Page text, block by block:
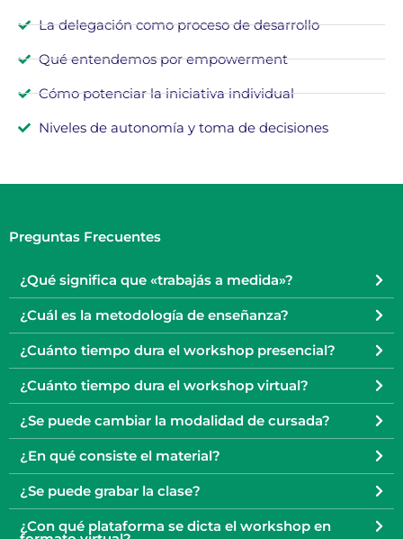
La delegación como proceso de desarrollo
Qué entendemos por empowerment
Cómo potenciar la iniciativa individual
Niveles de autonomía y toma de decisiones
Preguntas Frecuentes
¿Qué significa que «trabajás a medida»?
¿Cuál es la metodología de enseñanza?
¿Cuánto tiempo dura el workshop presencial?
¿Cuánto tiempo dura el workshop virtual?
¿Se puede cambiar la modalidad de cursada?
¿En qué consiste el material?
¿Se puede grabar la clase?
¿Con qué plataforma se dicta el workshop en